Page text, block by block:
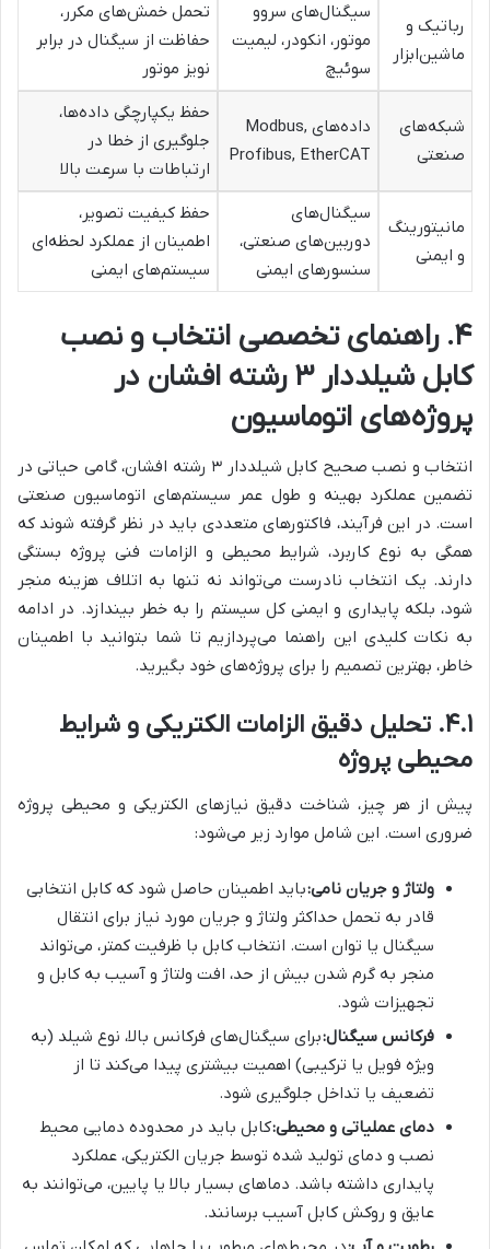
رباتیک و
ماشین‌ابزار
سیگنال‌های سروو
موتور، انکودر، لیمیت
سوئیچ
تحمل خمش‌های مکرر،
حفاظت از سیگنال در برابر
نویز موتور
شبکه‌های
صنعتی
داده‌های Modbus,
Profibus, EtherCAT
حفظ یکپارچگی داده‌ها،
جلوگیری از خطا در
ارتباطات با سرعت بالا
مانیتورینگ
و ایمنی
سیگنال‌های
دوربین‌های صنعتی،
سنسورهای ایمنی
حفظ کیفیت تصویر،
اطمینان از عملکرد لحظه‌ای
سیستم‌های ایمنی
۴. راهنمای تخصصی انتخاب و نصب
کابل شیلددار ۳ رشته افشان در
پروژه‌های اتوماسیون
انتخاب و نصب صحیح کابل شیلددار ۳ رشته افشان، گامی حیاتی در
تضمین عملکرد بهینه و طول عمر سیستم‌های اتوماسیون صنعتی
است. در این فرآیند، فاکتورهای متعددی باید در نظر گرفته شوند که
همگی به نوع کاربرد، شرایط محیطی و الزامات فنی پروژه بستگی
دارند. یک انتخاب نادرست می‌تواند نه تنها به اتلاف هزینه منجر
شود، بلکه پایداری و ایمنی کل سیستم را به خطر بیندازد. در ادامه
به نکات کلیدی این راهنما می‌پردازیم تا شما بتوانید با اطمینان
خاطر، بهترین تصمیم را برای پروژه‌های خود بگیرید.
۴.۱. تحلیل دقیق الزامات الکتریکی و شرایط
محیطی پروژه
پیش از هر چیز، شناخت دقیق نیازهای الکتریکی و محیطی پروژه
ضروری است. این شامل موارد زیر می‌شود:
ولتاژ و جریان نامی:باید اطمینان حاصل شود که کابل انتخابی
قادر به تحمل حداکثر ولتاژ و جریان مورد نیاز برای انتقال
سیگنال یا توان است. انتخاب کابل با ظرفیت کمتر، می‌تواند
منجر به گرم شدن بیش از حد، افت ولتاژ و آسیب به کابل و
تجهیزات شود.
فرکانس سیگنال:برای سیگنال‌های فرکانس بالا، نوع شیلد (به
ویژه فویل یا ترکیبی) اهمیت بیشتری پیدا می‌کند تا از
تضعیف یا تداخل جلوگیری شود.
دمای عملیاتی و محیطی:کابل باید در محدوده دمایی محیط
نصب و دمای تولید شده توسط جریان الکتریکی، عملکرد
پایداری داشته باشد. دماهای بسیار بالا یا پایین، می‌توانند به
عایق و روکش کابل آسیب برسانند.